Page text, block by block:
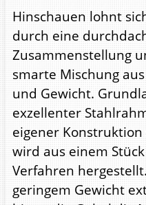
Hinschauen lohnt
durch eine
Zusammenstellung
smarte Mischung
und Gewicht.
exzellenter
eigener
wird aus einem
Verfahren
geringem Gewicht